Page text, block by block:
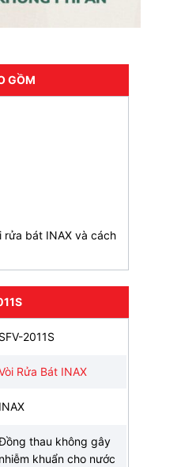
GỒM
bát INAX và cách
SFV-2011S
Rửa Bát INAX
INAX
thau không gây
nhiễm khuẩn cho nước